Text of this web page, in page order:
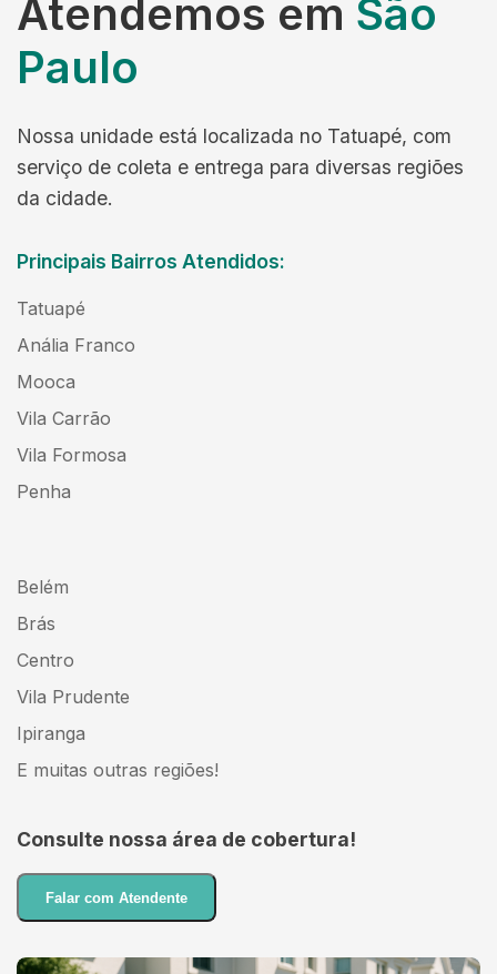
Atendemos em São
Paulo
Nossa unidade está localizada no Tatuapé, com
serviço de coleta e entrega para diversas regiões
da cidade.
Principais Bairros Atendidos:
Tatuapé
Anália Franco
Mooca
Vila Carrão
Vila Formosa
Penha
Belém
Brás
Centro
Vila Prudente
Ipiranga
E muitas outras regiões!
Consulte nossa área de cobertura!
Falar com Atendente